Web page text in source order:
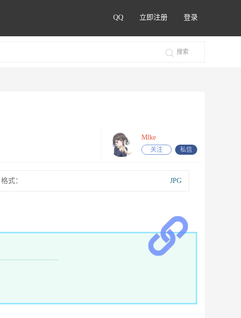
QQ 立即注册 登录
Mlke
关注 私信
格式： JPG